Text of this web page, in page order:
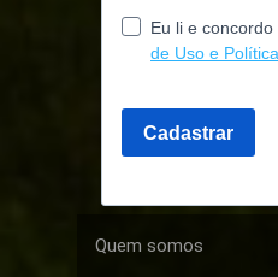
Quem somos